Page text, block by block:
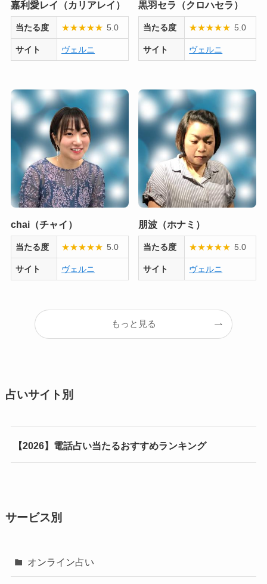
嘉利愛レイ（カリアレイ）
当たる度 ★★★★★ 5.0
サイト ヴェルニ
黒羽セラ（クロハセラ）
当たる度 ★★★★★ 5.0
サイト ヴェルニ
chai（チャイ）
当たる度 ★★★★★ 5.0
サイト ヴェルニ
朋波（ホナミ）
当たる度 ★★★★★ 5.0
サイト ヴェルニ
もっと見る
占いサイト別
【2026】電話占い当たるおすすめランキング
サービス別
オンライン占い